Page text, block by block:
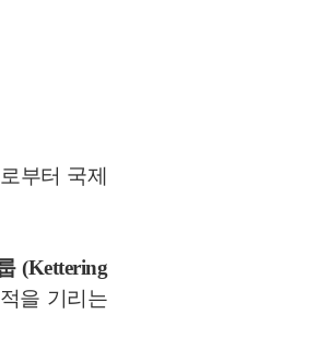
부터 국제
(Kettering
을 기리는